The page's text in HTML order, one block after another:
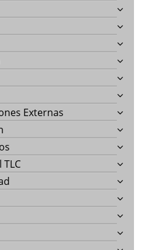
Externas